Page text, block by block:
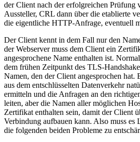
der Client nach der erfolgreichen Prüfung
Aussteller, CRL dann über die etablierte
die eigentliche HTTP-Anfrage, eventuell
Der Client kennt in dem Fall nur den
der Webserver muss dem Client ein
angesprochene Name enthalten ist.
dem frühen Zeitpunkt des TLS-
Namen, den der Client angesprochen hat.
aus dem entschlüsselten Datenverkehr
ermitteln und die Anfragen an den
leiten, aber die Namen aller möglichen
Zertifikat enthalten sein, damit der Client
Verbindung aufbauen kann. Also muss es
die folgenden beiden Probleme zu